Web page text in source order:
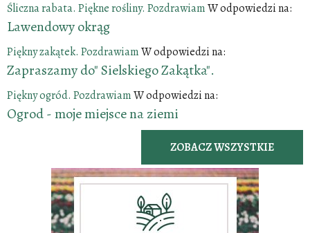
Śliczna rabata. Piękne rośliny. PozdrawiamW odpowiedzi na:
Lawendowy okrąg
Piękny zakątek. PozdrawiamW odpowiedzi na:
Zapraszamy do" Sielskiego Zakątka".
Piękny ogród. PozdrawiamW odpowiedzi na:
Ogrod - moje miejsce na ziemi
ZOBACZ WSZYSTKIE